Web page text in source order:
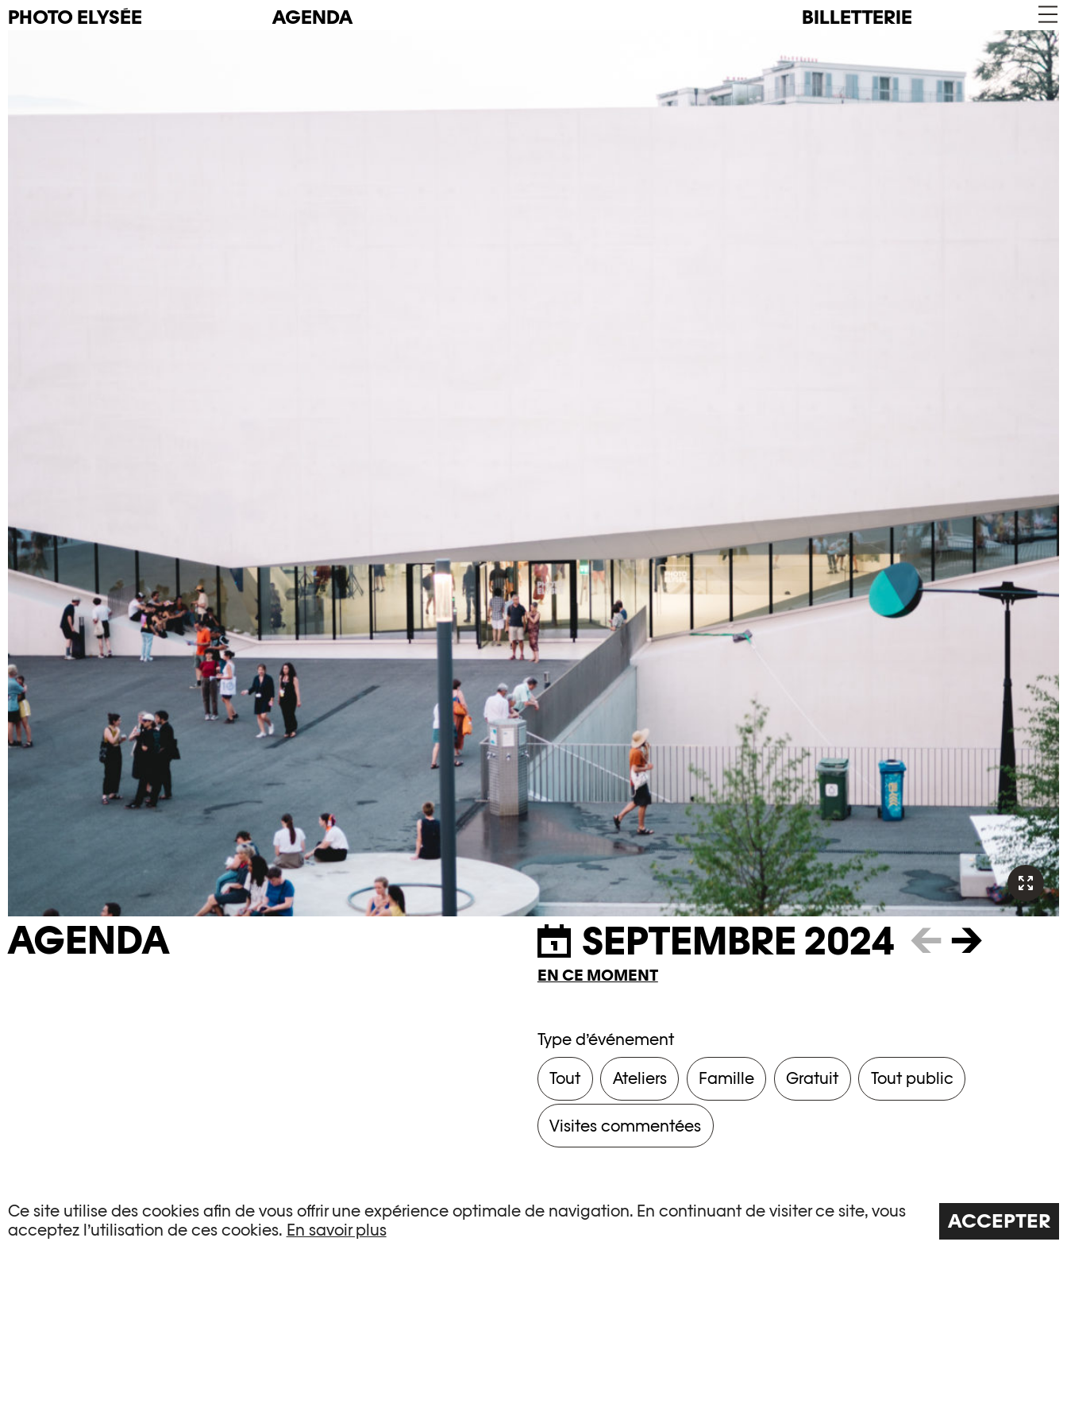
Ce site utilise des cookies afin de vous offrir une expérience optimale de navigation. En continuant de visiter ce site, vous
acceptez l’utilisation de ces cookies. En savoir plus ACCEPTER
PHOTO ELYSÉE AGENDA BILLETTERIE
AGENDA SEPTEMBRE 2024 ← →
EN CE MOMENT
Type d’événement
Tout Ateliers Famille Gratuit Tout public
Visites commentées
AUCUN ÉVÉNEMENT